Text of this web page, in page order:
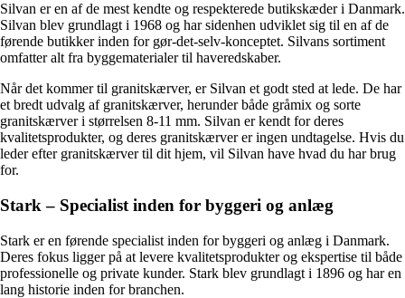
Silvan er en af de mest kendte og respekterede butikskæder i Danmark.
Silvan blev grundlagt i 1968 og har sidenhen udviklet sig til en af de
førende butikker inden for gør-det-selv-konceptet. Silvans sortiment
omfatter alt fra byggematerialer til haveredskaber.
Når det kommer til granitskærver, er Silvan et godt sted at lede. De har
et bredt udvalg af granitskærver, herunder både gråmix og sorte
granitskærver i størrelsen 8-11 mm. Silvan er kendt for deres
kvalitetsprodukter, og deres granitskærver er ingen undtagelse. Hvis du
leder efter granitskærver til dit hjem, vil Silvan have hvad du har brug
for.
Stark – Specialist inden for byggeri og anlæg
Stark er en førende specialist inden for byggeri og anlæg i Danmark.
Deres fokus ligger på at levere kvalitetsprodukter og ekspertise til både
professionelle og private kunder. Stark blev grundlagt i 1896 og har en
lang historie inden for branchen.